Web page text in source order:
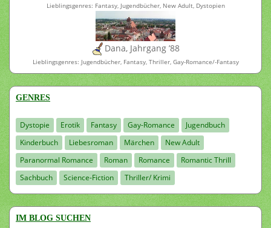
Lieblingsgenres: Fantasy, Jugendbücher, New Adult, Dystopien
Dana, Jahrgang ’88
Lieblingsgenres: Jugendbücher, Fantasy, Thriller, Gay-Romance/-Fantasy
GENRES
Dystopie Erotik Fantasy Gay-Romance
Jugendbuch
Kinderbuch
Liebesroman Märchen
New Adult
Paranormal Romance
Roman Romance
Romantic Thrill
Sachbuch
Science-Fiction Thriller/ Krimi
IM BLOG SUCHEN